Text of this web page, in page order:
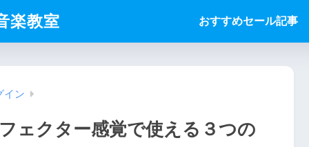
教室 おすすめセール記事
イン
ェクター感覚で使える３つの